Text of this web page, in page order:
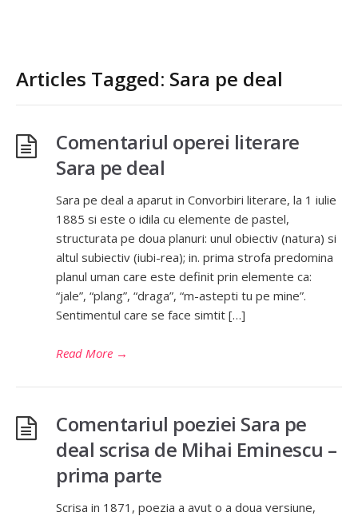
Articles Tagged: Sara pe deal
Comentariul operei literare
Sara pe deal
Sara pe deal a aparut in Convorbiri literare, la 1 iulie
1885 si este o idila cu elemente de pastel,
structurata pe doua planuri: unul obiectiv (natura) si
altul subiectiv (iubi-rea); in. prima strofa predomina
planul uman care este definit prin elemente ca:
“jale”, “plang”, “draga”, “m-astepti tu pe mine”.
Sentimentul care se face simtit […]
Read More →
Comentariul poeziei Sara pe
deal scrisa de Mihai Eminescu –
prima parte
Scrisa in 1871, poezia a avut o a doua versiune,